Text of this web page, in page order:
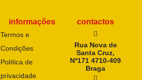
informações
Termos e
Condições
Política de
privacidade
contactos
Rua Nova de
Santa Cruz,
Nº171 4710-409
Braga